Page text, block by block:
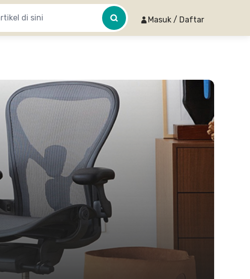
Masuk / Daftar